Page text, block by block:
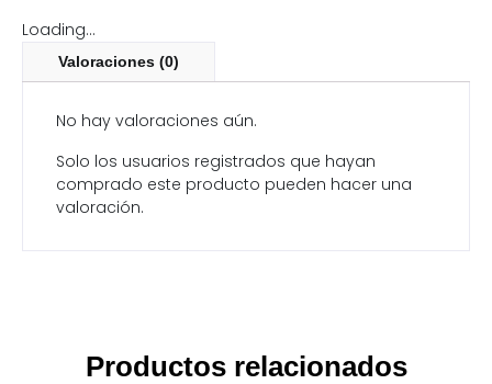
Loading...
Valoraciones (0)
No hay valoraciones aún.
Solo los usuarios registrados que hayan
comprado este producto pueden hacer una
valoración.
Productos relacionados